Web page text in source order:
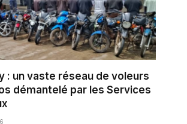
: un vaste réseau de voleurs
démantelé par les Services